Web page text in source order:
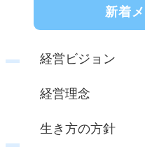
新着
経営ビジョン
経営理念
生き方の方針